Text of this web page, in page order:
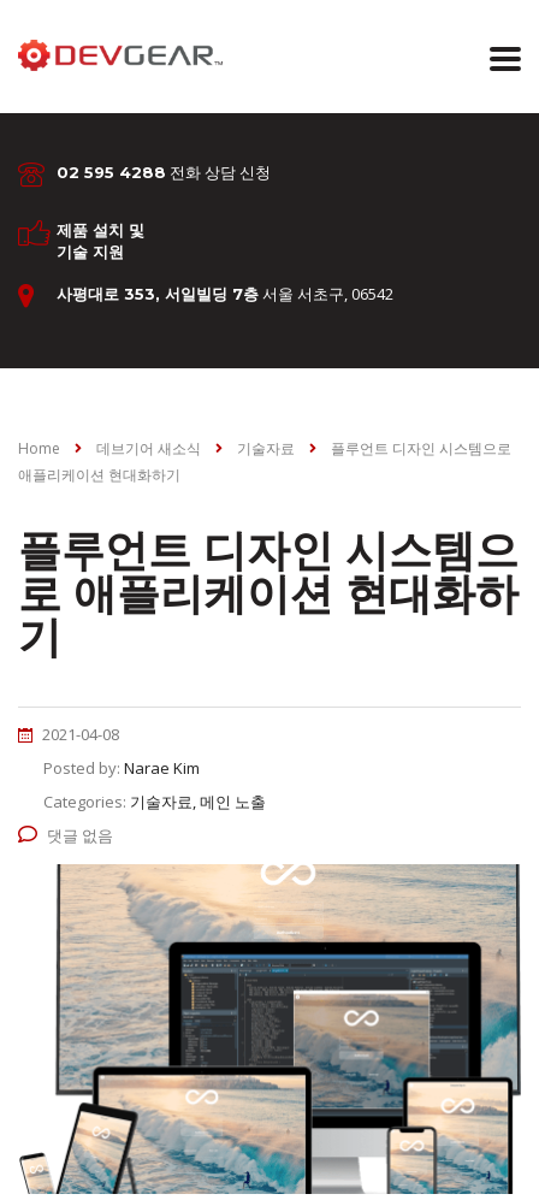
02 595 4288 전화 상담 신청
제품 설치 및
기술 지원
사평대로 353, 서일빌딩 7층서울 서초구, 06542
Home 데브기어 새소식 기술자료
플루언트 디자인 시스템으로
애플리케이션 현대화하기
플루언트 디자인 시스템으
로 애플리케이션 현대화하
기
2021-04-08
Posted by: Narae Kim
Categories: 기술자료, 메인 노출
댓글 없음